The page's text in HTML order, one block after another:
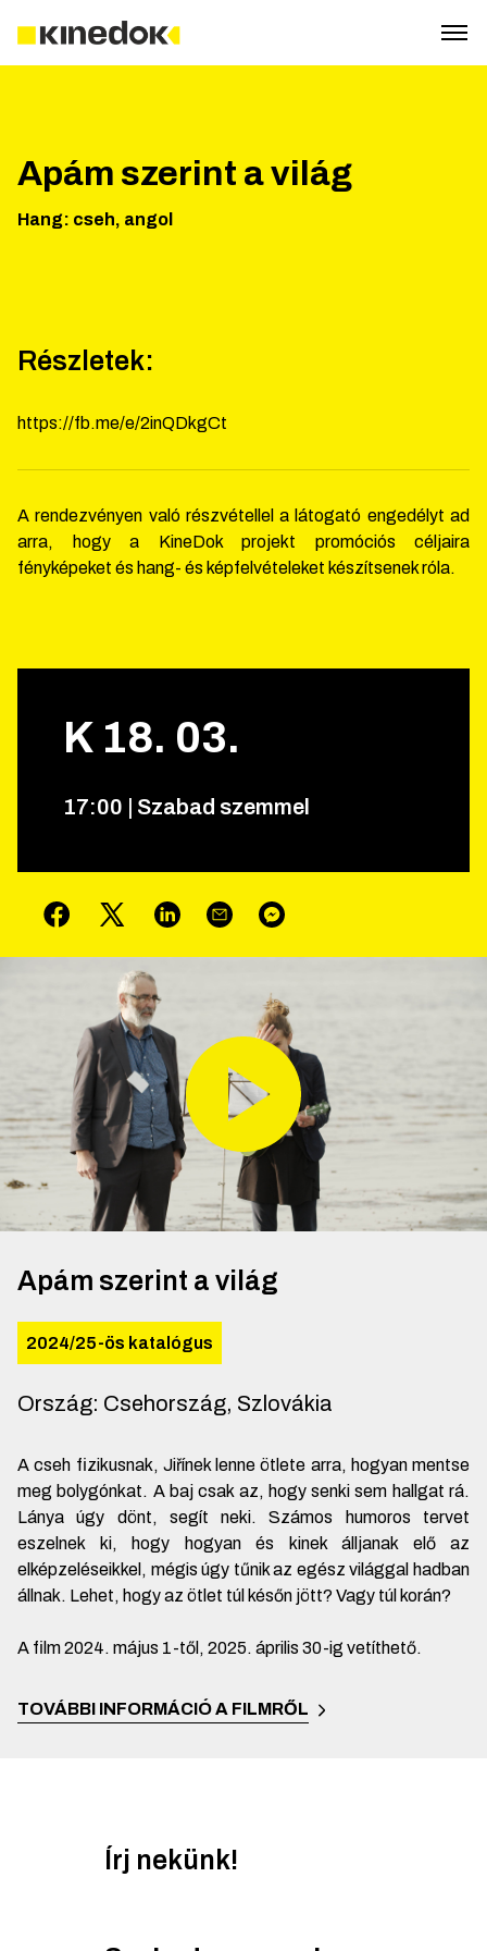
Apám szerint a világ
Hang: cseh, angol
Részletek:
https://fb.me/e/2inQDkgCt
A rendezvényen való részvétellel a látogató engedélyt ad
arra, hogy a KineDok projekt promóciós céljaira
fényképeket és hang- és képfelvételeket készítsenek róla.
K 18. 03.
17:00 Szabad szemmel
Apám szerint a világ
2024/25-ös katalógus
Ország: Csehország, Szlovákia
A cseh fizikusnak, Jiřínek lenne ötlete arra, hogyan mentse
meg bolygónkat. A baj csak az, hogy senki sem hallgat rá.
Lánya úgy dönt, segít neki. Számos humoros tervet
eszelnek ki, hogy hogyan és kinek álljanak elő az
elképzeléseikkel, mégis úgy tűnik az egész világgal hadban
állnak. Lehet, hogy az ötlet túl későn jött? Vagy túl korán?
A film 2024. május 1-től, 2025. április 30-ig vetíthető.
TOVÁBBI INFORMÁCIÓ A FILMRŐL
Írj nekünk!